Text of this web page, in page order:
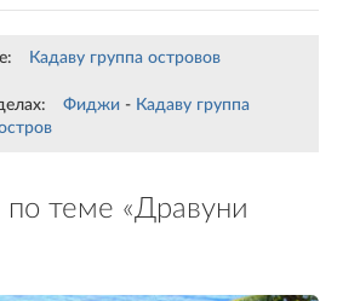
Кадаву группа островов
Фиджи - Кадаву группа
теме «Дравуни